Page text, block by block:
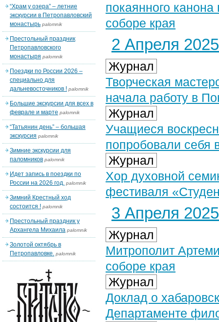
покаянного
соборе края
2 Апреля 2025
Журнал
Творческая
начала работу в
Журнал
Учащиеся
попробовали себя
Журнал
Хор духовной
фестиваля
3 Апреля 2025
Журнал
Митрополит
соборе края
Журнал
Доклад о
Департаменте
“Храм у озера” – летние
экскурсии в Петропавловский
монастырь palomnik
Престольный праздник
Петропавловского
монастыря palomnik
Поездки по России 2026 –
специально для
дальневосточников ! palomnik
Большие экскурсии для всех в
феврале и марте palomnik
“Татьянин день” – большая
экскурсия palomnik
Зимние экскурсии для
паломников palomnik
Идет запись в поездки по
России на 2026 год. palomnik
Зимний Крестный ход
состоится ! palomnik
Престольный праздник у
Архангела Михаила palomnik
Золотой октябрь в
Петропавловке. palomnik